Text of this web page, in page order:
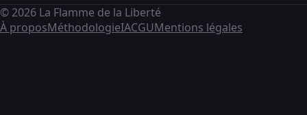
© 2026 La Flamme de la Liberté
À proposMéthodologieIACGUMentions légales